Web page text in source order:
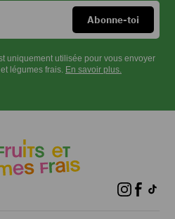
uniquement utilisée pour vous envoyer
légumes frais. En savoir plus.